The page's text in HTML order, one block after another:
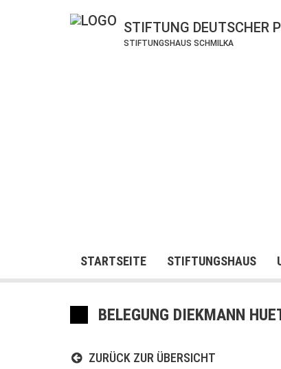
STIFTUNG DEUTSCHER
STIFTUNGSHAUS SCHMILKA
STARTSEITE STIFTUNGSHAUS
BELEGUNG DIEKMANN
ZURÜCK ZUR ÜBERSICHT